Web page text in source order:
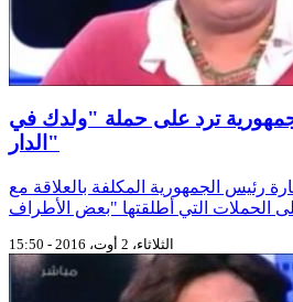
ترد على حملة "ولدك في
الدار"
الجمهورية المكلفة بالعلاقة مع
الثلاثاء، 2 أوت، 2016 - 15:50